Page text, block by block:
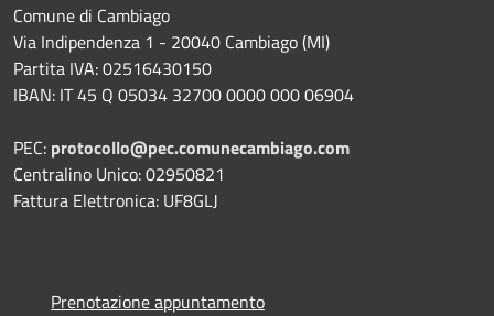
Comune di Cambiago
Via Indipendenza 1 - 20040 Cambiago (MI)
Partita IVA: 02516430150
IBAN: IT 45 Q 05034 32700 0000 000 06904
PEC: protocollo@pec.comunecambiago.com
Centralino Unico: 02950821
Fattura Elettronica: UF8GLJ
Prenotazione appuntamento